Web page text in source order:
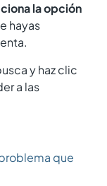
la opción
hayas
y haz clic
a las
que